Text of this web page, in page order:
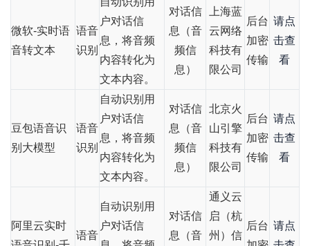
微软-实时语
音转文本
语音
识别
户对话信
息，将音频
内容转化为
文本内容。
对话信
息（音
频信
息）
上海蓝
云网络
科技有
限公司
后台
加密
传输
请点
击查
看
豆包语音识
别大模型
语音
识别
自动识别用
户对话信
息，将音频
内容转化为
文本内容。
对话信
息（音
频信
息）
北京火
山引擎
科技有
限公司
后台
加密
传输
请点
击查
看
阿里云实时
语音
自动识别用
户对话信
对话信
息（音
通义云
启（杭
州）信
后台 请点